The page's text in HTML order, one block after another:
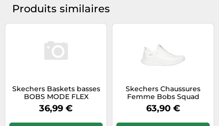
Produits similaires
Skechers Baskets basses
BOBS MODE FLEX
mastic/blanc Taille 39
36,99 €
Skechers Chaussures
Femme Bobs Squad
Chaos Current Muse –
Textile Off White – 39 EU
63,90 €